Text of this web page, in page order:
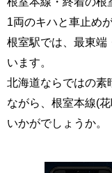
1両のキハと車止め
根室駅では、最東端
います。
北海道ならではの素
ながら、根室本線(
いかがでしょうか。